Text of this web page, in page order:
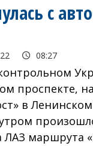
с
08:27
проспекте,
в
ЛАЗ маршрута